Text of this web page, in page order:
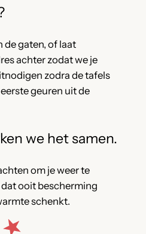
de gaten, of laat
achter zodat we je
zodra de tafels
geuren uit de
we het samen.
om je weer te
ooit bescherming
schenkt.